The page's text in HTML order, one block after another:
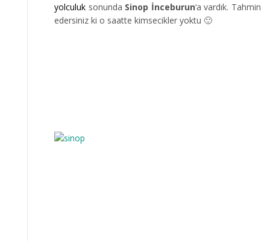
yolculuk sonunda Sinop İnceburun‘a vardık. Tahmin
edersiniz ki o saatte kimsecikler yoktu 🙂